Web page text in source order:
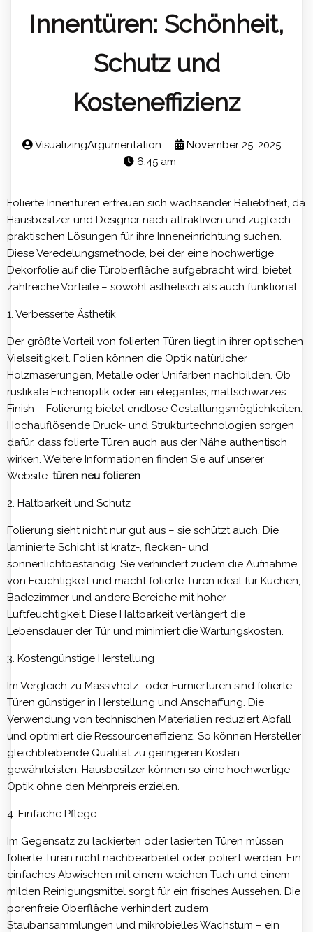
Innentüren: Schönheit,
Schutz und
Kosteneffizienz
VisualizingArgumentation
November 25, 2025
6:45 am
Folierte Innentüren erfreuen sich wachsender Beliebtheit, da
Hausbesitzer und Designer nach attraktiven und zugleich
praktischen Lösungen für ihre Inneneinrichtung suchen.
Diese Veredelungsmethode, bei der eine hochwertige
Dekorfolie auf die Türoberfläche aufgebracht wird, bietet
zahlreiche Vorteile – sowohl ästhetisch als auch funktional.
1. Verbesserte Ästhetik
Der größte Vorteil von folierten Türen liegt in ihrer optischen
Vielseitigkeit. Folien können die Optik natürlicher
Holzmaserungen, Metalle oder Unifarben nachbilden. Ob
rustikale Eichenoptik oder ein elegantes, mattschwarzes
Finish – Folierung bietet endlose Gestaltungsmöglichkeiten.
Hochauflösende Druck- und Strukturtechnologien sorgen
dafür, dass folierte Türen auch aus der Nähe authentisch
wirken. Weitere Informationen finden Sie auf unserer
Website: türen neu folieren
2. Haltbarkeit und Schutz
Folierung sieht nicht nur gut aus – sie schützt auch. Die
laminierte Schicht ist kratz-, flecken- und
sonnenlichtbeständig. Sie verhindert zudem die Aufnahme
von Feuchtigkeit und macht folierte Türen ideal für Küchen,
Badezimmer und andere Bereiche mit hoher
Luftfeuchtigkeit. Diese Haltbarkeit verlängert die
Lebensdauer der Tür und minimiert die Wartungskosten.
3. Kostengünstige Herstellung
Im Vergleich zu Massivholz- oder Furniertüren sind folierte
Türen günstiger in Herstellung und Anschaffung. Die
Verwendung von technischen Materialien reduziert Abfall
und optimiert die Ressourceneffizienz. So können Hersteller
gleichbleibende Qualität zu geringeren Kosten
gewährleisten. Hausbesitzer können so eine hochwertige
Optik ohne den Mehrpreis erzielen.
4. Einfache Pflege
Im Gegensatz zu lackierten oder lasierten Türen müssen
folierte Türen nicht nachbearbeitet oder poliert werden. Ein
einfaches Abwischen mit einem weichen Tuch und einem
milden Reinigungsmittel sorgt für ein frisches Aussehen. Die
porenfreie Oberfläche verhindert zudem
Staubansammlungen und mikrobielles Wachstum – ein